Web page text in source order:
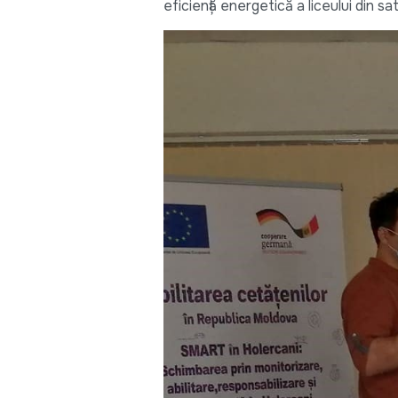
eficiență energetică a liceului din